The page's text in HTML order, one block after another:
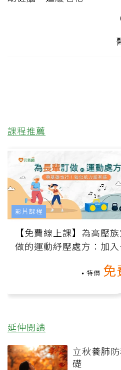
課程推薦
【免費線上課】為高壓
做的運動紓壓處方：加入
特價 免
影片課程
延伸閱讀
立秋養肺
礎